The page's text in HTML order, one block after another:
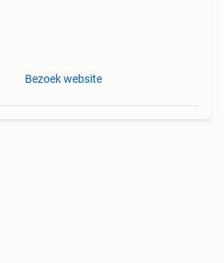
Bezoek website